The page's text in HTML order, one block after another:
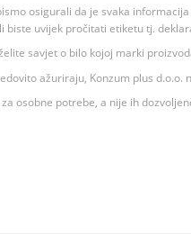
osigurali da je svaka
uvijek pročitati etiketu tj.
savjet o bilo kojoj marki
ažuriraju, Konzum plus
osobne potrebe, a nije ih